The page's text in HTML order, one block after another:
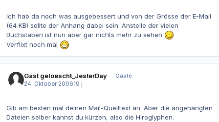
Ich hab da noch was ausgebessert und von der Grösse der E-Mail
(64 KB) sollte der Anhang dabei sein. Anstelle der vielen
Buchstaben ist nun aber gar nichts mehr zu sehen
Verflixt noch mal
Gast geloescht_JesterDay
Gäste
24. Oktober 200619 j
Gib am besten mal deinen Mail-Quelltext an. Aber die angehängten
Dateien selber kannst du kürzen, also die Hiroglyphen.